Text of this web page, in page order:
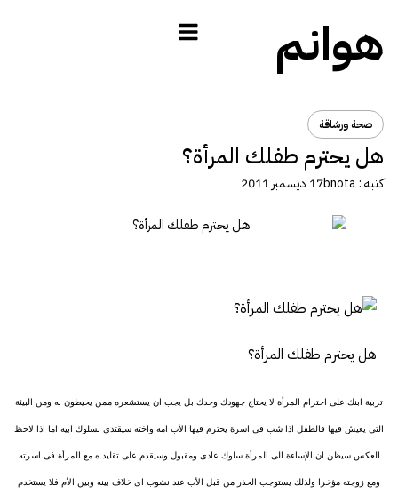
هوانم
صحة ورشاقة
هل يحترم طفلك المرأة؟
كتبه :bnota17 ديسمبر 2011
هل يحترم طفلك المرأة؟
تربية ابنك على احترام المرأة لا يحتاج جهودك وحدك بل يجب ان يستشعره ممن يحيطون به ومن البيئة
التى يعيش فيها فالطفل اذا شب فى اسرة يحترم فيها الأب امه واخته سيقتدى بسلوك ابيه اما اذا لاحظ
العكس سيظن ان الإساءة الى المرأة سلوك عادى ومقبول وسيقدم على تقليد ه مع المرأة فى اسرته
ومع زوجته مؤخرا ولذلك يستوجب الحذر من قبل الأب عند نشوب اى خلاف بينه وبين الأم فلا يستخدم